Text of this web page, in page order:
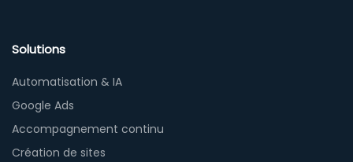
Solutions
Automatisation & IA
Google Ads
Accompagnement continu
Création de sites